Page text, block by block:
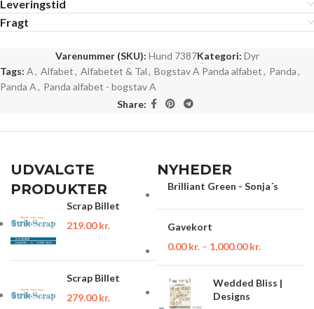
Leveringstid
Fragt
Varenummer (SKU): Hund 7387Kategori: Dyr
Tags: A, Alfabet, Alfabetet & Tal, Bogstav A Panda alfabet, Panda,
Panda A, Panda alfabet - bogstav A
Share:
UDVALGTE
PRODUKTER
Scrap Billet
219.00kr.
Scrap Billet
279.00kr.
NYHEDER
Brilliant Green - Sonja´s
Gavekort
0.00kr. – 1,000.00kr.
Wedded Bliss |
Designs